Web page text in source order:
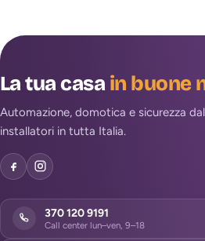
La tua casain buone
Automazione, domotica e sicurezza
installatori in tutta Italia.
370 120 9191
Call center lun–ven, 9–18